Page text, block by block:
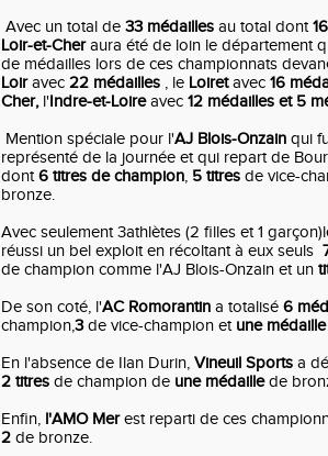
Avec un total de 33 médailles au total dont
Loir-et-Cheraura été de loin le département
de médailles lors de ces championnats
Loiravec 22 médailles , le Loiretavec 16
Cher,l'Indre-et-Loireavec 12 médailles et 5
Mention spéciale pour l'AJ Blois-Onzain qui
représenté de la journée et qui repart de
dont6 titres de champion, 5 titres de vice-
bronze.
Avec seulement 3athlètes (2 filles et 1
réussi un bel exploit en récoltant à eux seuls
de champion comme l'AJ Blois-Onzain et un
De son coté, l'AC Romorantin a totalisé 6
champion,3de vice-champion et une
En l'absence de Ilan Durin, Vineuil Sports a
2 titres de champion de une médaillede
Enfin, l'AMO Merest reparti de ces
2 de bronze.